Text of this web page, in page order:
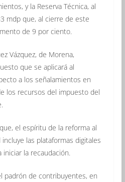
y la Reserva Técnica, al
mdp que, al cierre de este
de 9 por ciento.
Vázquez, de Morena,
que se aplicará al
a los señalamientos en
los recursos del impuesto del
el espíritu de la reforma al
las plataformas digitales
la recaudación.
padrón de contribuyentes, en